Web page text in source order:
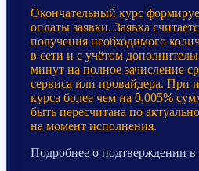
Окончательный курс
оплаты заявки. Заявка
получения необходимого
в сети и с учётом
минут на полное зачисление
сервиса или провайдера. При
курса более чем на 0,005%
быть пересчитана по
на момент исполнения.
Подробнее о подтверждении в